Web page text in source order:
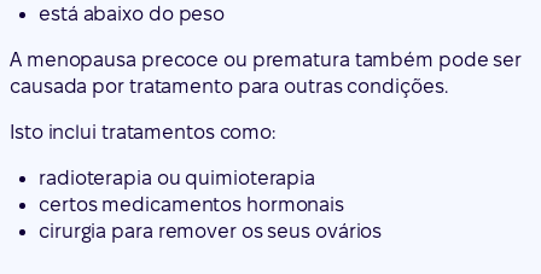
está abaixo do peso
A menopausa precoce ou prematura também pode ser
causada por tratamento para outras condições.
Isto inclui tratamentos como:
radioterapia ou quimioterapia
certos medicamentos hormonais
cirurgia para remover os seus ovários